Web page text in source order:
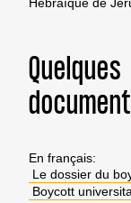
Hébraïque de
Quelques
En français:
Le dossier du
Boycott